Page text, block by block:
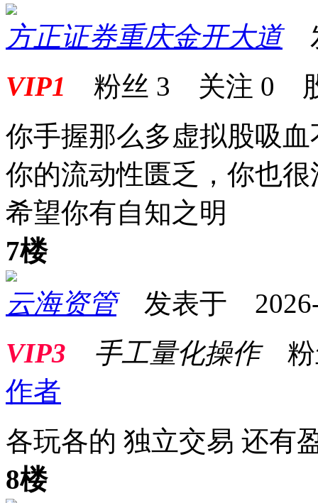
方正证券重庆金开大道
VIP1 粉丝 3 关注 0
你手握那么多虚拟股吸
你的流动性匮乏，你也
希望你有自知之明
7楼
云海资管发表于 2026-
VIP3
手工量化操作粉
作者
各玩各的 独立交易 还有
8楼